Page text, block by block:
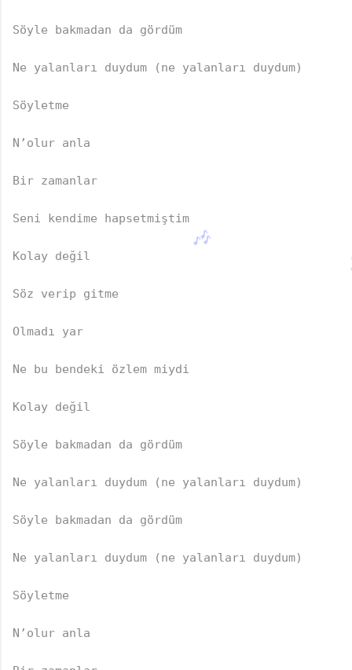
Söyle bakmadan da gördüm
Ne yalanları duydum (ne yalanları duydum)
Söyletme
N’olur anla
Bir zamanlar
Seni kendime hapsetmiştim
Kolay değil
Söz verip gitme
Olmadı yar
Ne bu bendeki özlem miydi
Kolay değil
Söyle bakmadan da gördüm
Ne yalanları duydum (ne yalanları duydum)
Söyle bakmadan da gördüm
Ne yalanları duydum (ne yalanları duydum)
Söyletme
N’olur anla